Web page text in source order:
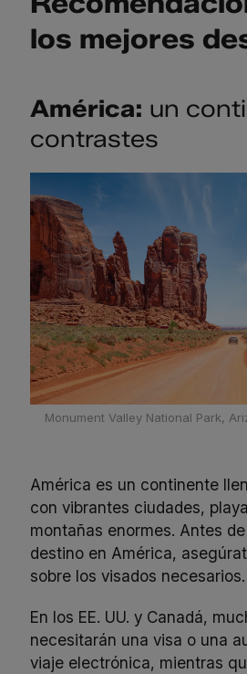
los mejores
América: un
contrastes
Monument Valley National Park,
América es un continente
con vibrantes ciudades,
montañas enormes. Antes
destino en América,
sobre los visados necesarios.
En los EE. UU. y Canadá,
necesitarán una visa o una
viaje electrónica, mientras